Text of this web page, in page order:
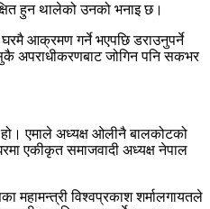
हुन थालेको उनको भनाइ छ।
आक्रमण गर्ने भएपछि डराउनुपर्ने
अपराधीकरणबाट जोगिन पनि सकभर
एमाले अध्यक्ष ओलीनै बालकोटको
एकीकृत समाजवादी अध्यक्ष नेपाल
महामन्त्री विश्वप्रकाश शर्मालगायतले